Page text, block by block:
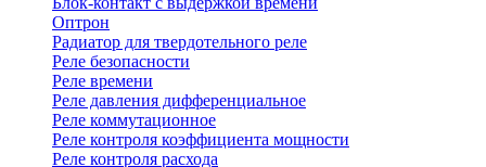
Оптрон
Радиатор для твердотельного реле
Реле безопасности
Реле времени
Реле давления дифференциальное
Реле коммутационное
Реле контроля коэффициента мощности
Реле контроля расхода